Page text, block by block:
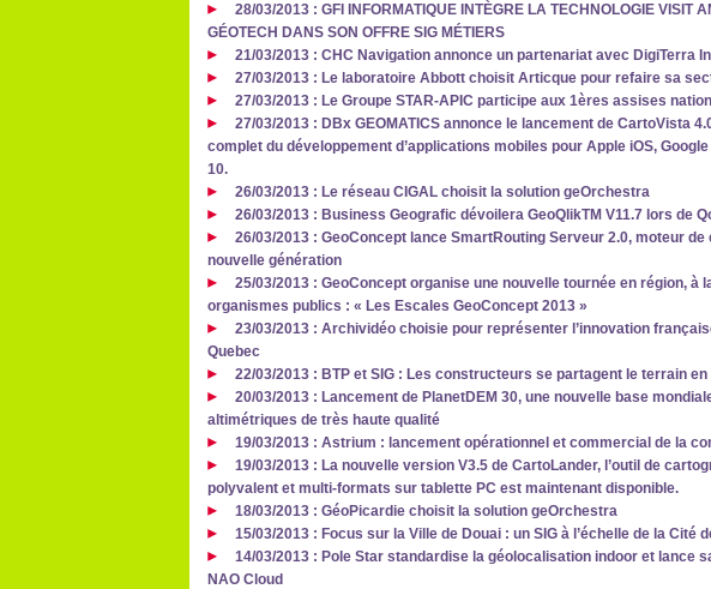
28/03/2013 : GFI INFORMATIQUE INTÈGRE LA TECHNOLOGIE VISIT
GÉOTECH DANS SON OFFRE SIG MÉTIERS
21/03/2013 : CHC Navigation annonce un partenariat avec DigiTerra
27/03/2013 : Le laboratoire Abbott choisit Articque pour refaire sa
27/03/2013 : Le Groupe STAR-APIC participe aux 1ères assises
27/03/2013 : DBx GEOMATICS annonce le lancement de CartoVista
complet du développement d’applications mobiles pour Apple iOS,
10.
26/03/2013 : Le réseau CIGAL choisit la solution geOrchestra
26/03/2013 : Business Geografic dévoilera GeoQlikTM V11.7 lors de
26/03/2013 : GeoConcept lance SmartRouting Serveur 2.0, moteur de
nouvelle génération
25/03/2013 : GeoConcept organise une nouvelle tournée en région, à
organismes publics : « Les Escales GeoConcept 2013 »
23/03/2013 : Archividéo choisie pour représenter l’innovation
Quebec
22/03/2013 : BTP et SIG : Les constructeurs se partagent le terrain en
20/03/2013 : Lancement de PlanetDEM 30, une nouvelle base
altimétriques de très haute qualité
19/03/2013 : Astrium : lancement opérationnel et commercial de la
19/03/2013 : La nouvelle version V3.5 de CartoLander, l’outil de
polyvalent et multi-formats sur tablette PC est maintenant disponible.
18/03/2013 : GéoPicardie choisit la solution geOrchestra
15/03/2013 : Focus sur la Ville de Douai : un SIG à l’échelle de la Cité
14/03/2013 : Pole Star standardise la géolocalisation indoor et lance
NAO Cloud